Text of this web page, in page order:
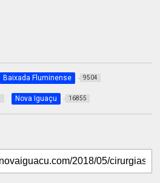
Baixada Fluminense 9504
Nova Iguaçu 16855